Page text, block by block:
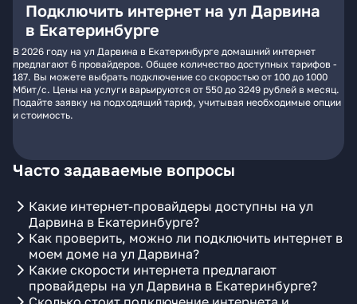
Подключить интернет на ул Дарвина
в Екатеринбурге
В 2026 году на ул Дарвина в Екатеринбурге домашний интернет
предлагают 6 провайдеров. Общее количество доступных тарифов -
187. Вы можете выбрать подключение со скоростью от 100 до 1000
Мбит/с. Цены на услуги варьируются от 550 до 3249 рублей в месяц.
Подайте заявку на подходящий тариф, учитывая необходимые опции
и стоимость.
Часто задаваемые вопросы
Какие интернет-провайдеры доступны на ул
Дарвина в Екатеринбурге?
Как проверить, можно ли подключить интернет в
моем доме на ул Дарвина?
Какие скорости интернета предлагают
провайдеры на ул Дарвина в Екатеринбурге?